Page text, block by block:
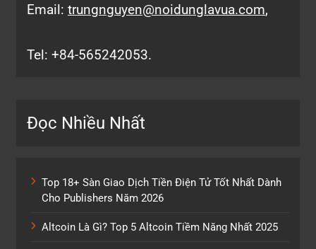
Email: trungnguyen@noidunglavua.com,
Tel: +84-565242053.
Đọc Nhiều Nhất
Top 18+ Sàn Giao Dịch Tiền Điện Tử Tốt Nhất Dành
Cho Publishers Năm 2026
Altcoin Là Gì? Top 5 Altcoin Tiềm Năng Nhất 2025